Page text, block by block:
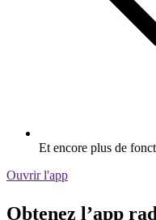
Et encore plus de
Ouvrir l'app
Obtenez l’app